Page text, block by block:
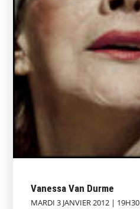
Vanessa Van Durme
MARDI 3 JANVIER 2012 | 19H30